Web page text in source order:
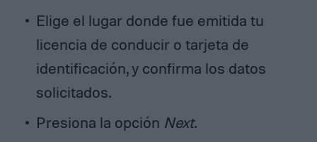
Elige el lugar donde fue emitida tu
licencia de conducir o tarjeta de
identificación, y confirma los datos
solicitados.
Presiona la opción Next.